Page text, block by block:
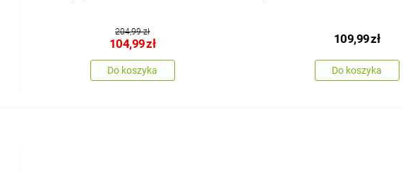
204,99 zł
104,99zł
Do koszyka
109,99zł
Do koszyka